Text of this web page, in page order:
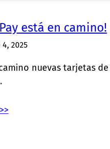
está en camino!
2025
nuevas tarjetas